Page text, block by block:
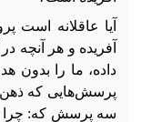
آیا عاقلانه است
آفریده و هر آنچه
داده، ما را بدون
پرسش‌هایی که ذهن
سه پرسش که: چرا